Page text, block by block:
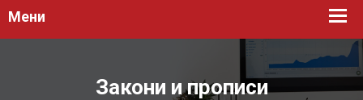
Мени
Закони и прописи